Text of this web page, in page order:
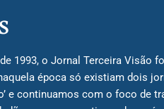
1993, o Jornal Terceira Visão
época só existiam dois
e continuamos com o foco de